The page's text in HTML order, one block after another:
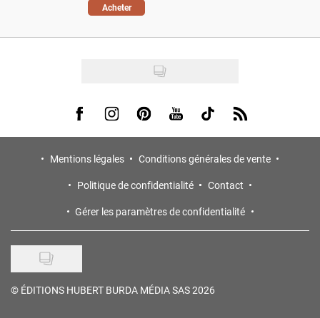
Acheter
Visit us on Facebook
Visit us on Instagram
Visit us on Pinterest
Visit us on Youtube
Visit us on Tiktok
Visit us on Rss
Mentions légales
Conditions générales de vente
Politique de confidentialité
Contact
Gérer les paramètres de confidentialité
© ÉDITIONS HUBERT BURDA MÉDIA SAS 2026